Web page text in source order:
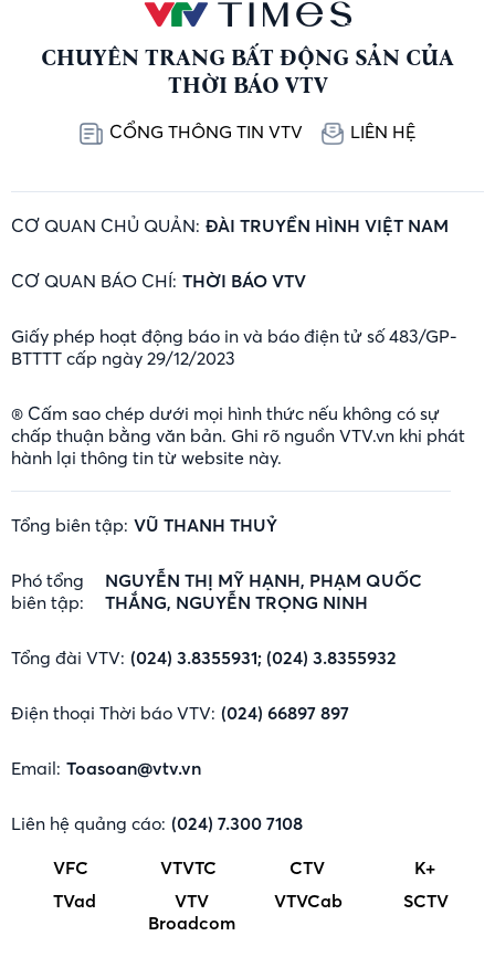
CHUYÊN TRANG BẤT ĐỘNG SẢN CỦA
THỜI BÁO VTV
CỔNG THÔNG TIN VTV LIÊN HỆ
CƠ QUAN CHỦ QUẢN: ĐÀI TRUYỀN HÌNH VIỆT NAM
CƠ QUAN BÁO CHÍ: THỜI BÁO VTV
Giấy phép hoạt động báo in và báo điện tử số 483/GP-
BTTTT cấp ngày 29/12/2023
® Cấm sao chép dưới mọi hình thức nếu không có sự
chấp thuận bằng văn bản. Ghi rõ nguồn VTV.vn khi phát
hành lại thông tin từ website này.
Tổng biên tập: VŨ THANH THUỶ
Phó tổng
biên tập:
NGUYỄN THỊ MỸ HẠNH, PHẠM QUỐC
THẮNG, NGUYỄN TRỌNG NINH
Tổng đài VTV: (024) 3.8355931; (024) 3.8355932
Điện thoại Thời báo VTV: (024) 66897 897
Email: Toasoan@vtv.vn
Liên hệ quảng cáo: (024) 7.300 7108
VFC
VTVTC CTV
K+
TVad
VTV
Broadcom
VTVCab SCTV